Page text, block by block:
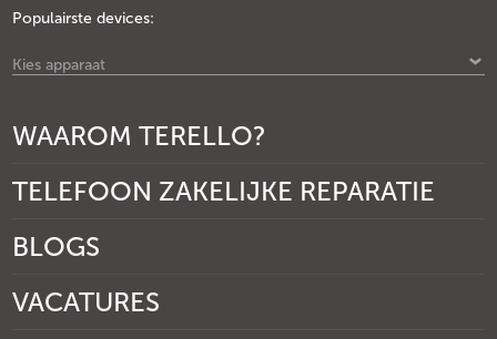
Populairste devices:
Kies apparaat
WAAROM TERELLO?
TELEFOON ZAKELIJKE REPARATIE
BLOGS
VACATURES